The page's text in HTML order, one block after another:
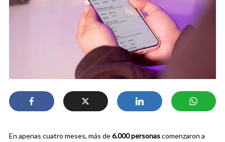
En apenas cuatro meses, más de6.000 personascomenzaron a